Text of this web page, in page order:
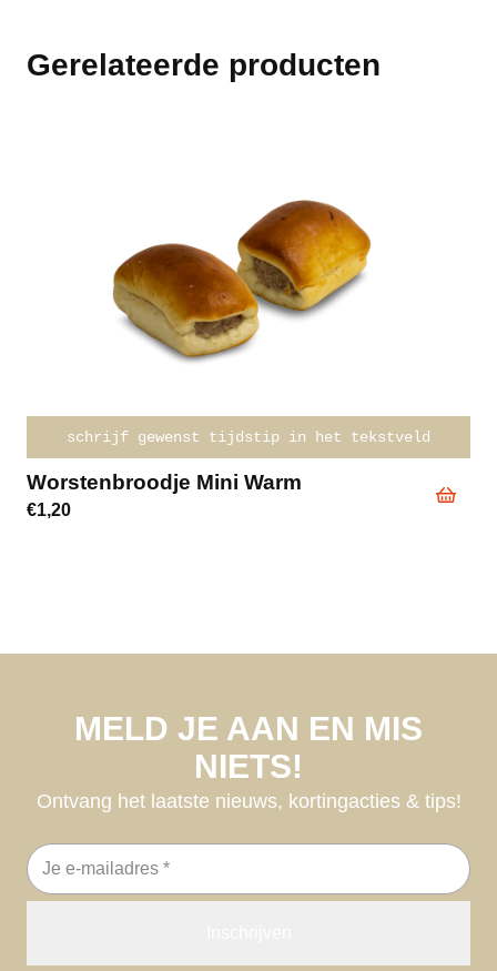
Gerelateerde producten
schrijf gewenst tijdstip in het tekstveld
Worstenbroodje Mini Warm
€1,20
MELD JE AAN EN MIS
NIETS!
Ontvang het laatste nieuws, kortingacties & tips!
E-
mailadres